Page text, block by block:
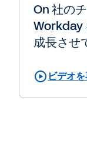
On 社の
Workday
成長させ
ビデオ